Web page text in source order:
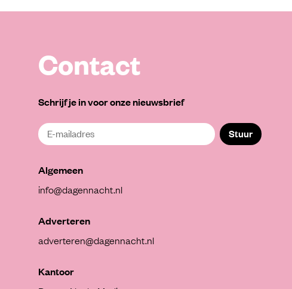
Contact
Schrijf je in voor onze nieuwsbrief
Stuur
Algemeen
info@dagennacht.nl
Adverteren
adverteren@dagennacht.nl
Kantoor